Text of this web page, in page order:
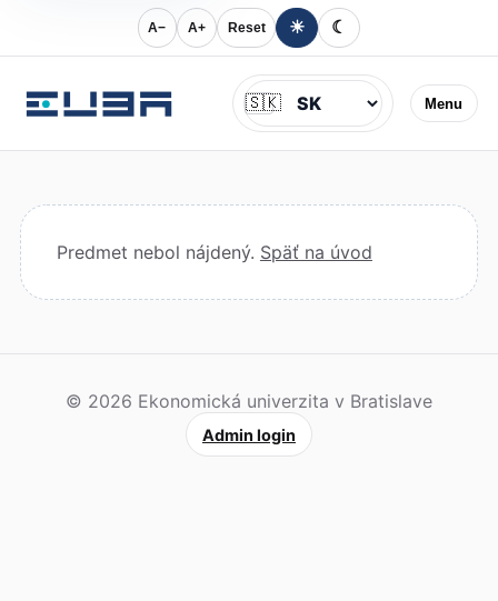
A− A+ Reset ☀ ☾
Menu
Jazyk
🇸🇰
Predmet nebol nájdený. Späť na úvod
© 2026 Ekonomická univerzita v Bratislave
Admin login